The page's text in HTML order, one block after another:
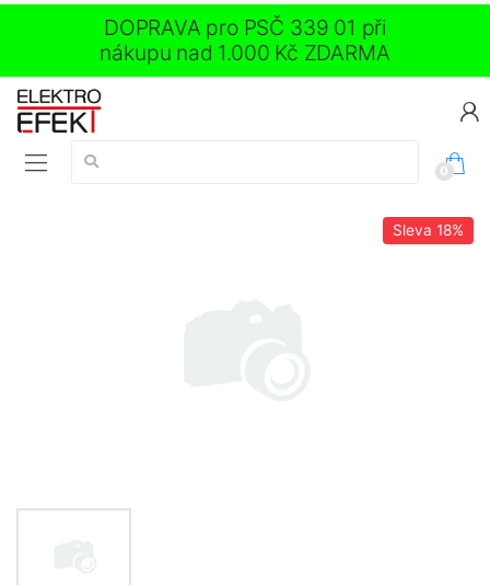
DOPRAVA pro PSČ 339 01 při
nákupu nad 1.000 Kč ZDARMA
Vyhledávání:
0
Sleva 18%